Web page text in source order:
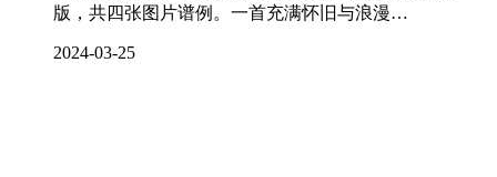
版，共四张图片谱例。一首充满怀旧与浪漫…
2024-03-25